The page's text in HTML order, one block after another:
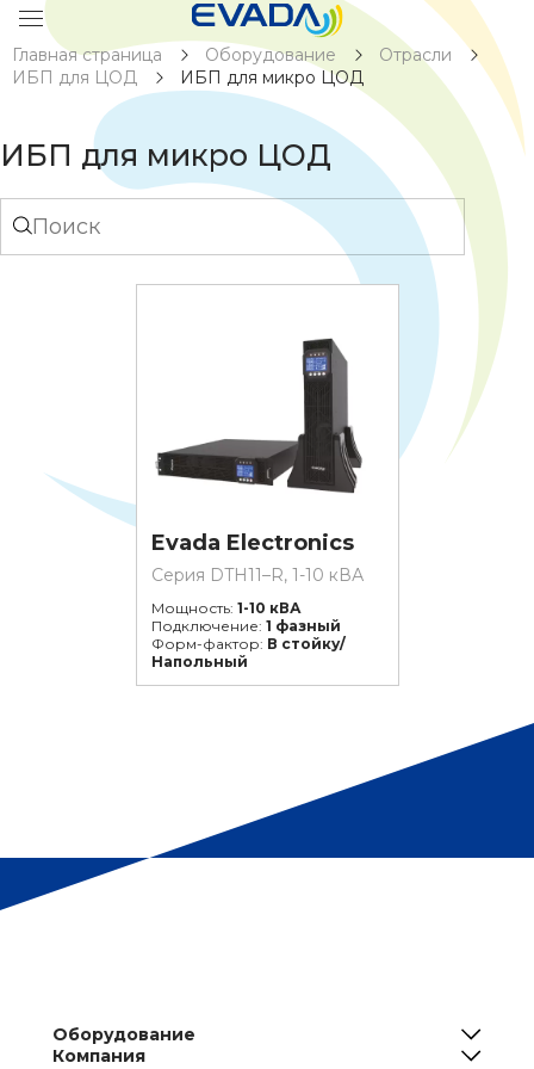
Главная страница Оборудование
Отрасли
ИБП для ЦОД
ИБП для микро ЦОД
ИБП для микро ЦОД
Evada Electronics
Серия DTH11–R, 1-10 кВА
Мощность: 1-10 кВА
Подключение: 1 фазный
Форм-фактор: В стойку/
Напольный
Оборудование
ИБП
Компания